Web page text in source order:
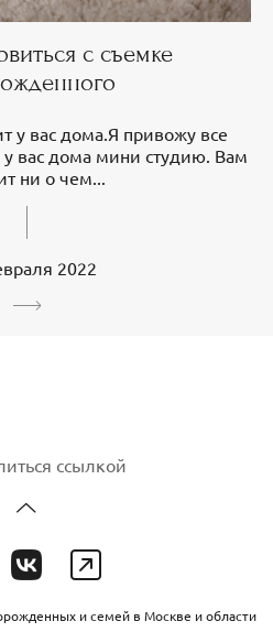
с съемке
у вас дома.Я привожу все
вас дома мини студию. Вам
ни о чем...
2022
ссылкой
и семей в Москве и области